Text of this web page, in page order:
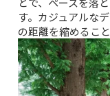
す。カジュアルな
の距離を縮めるこ